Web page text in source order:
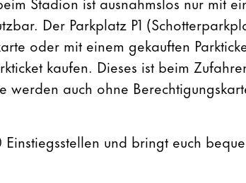
Der Parkplatz P1
oder mit einem gekauften
kaufen. Dieses ist beim
werden auch ohne
Einstiegsstellen und bringt euch